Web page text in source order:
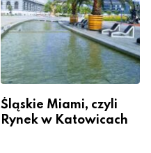
Śląskie Miami, czyli
Rynek w Katowicach